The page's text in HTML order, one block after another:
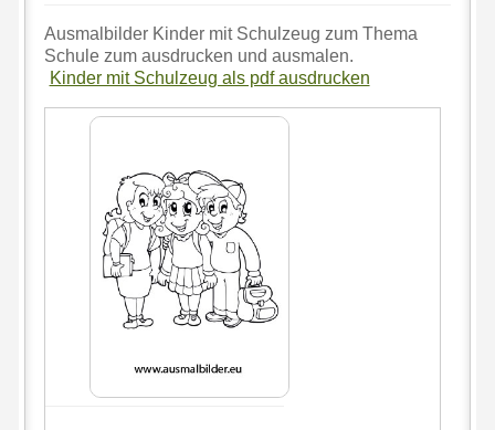
Ausmalbilder Kinder mit Schulzeug zum Thema
Schule zum ausdrucken und ausmalen.
Kinder mit Schulzeug als pdf ausdrucken